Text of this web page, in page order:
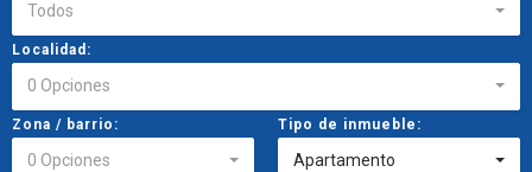
Todos
Localidad:
0 Opciones
Zona / barrio:
0 Opciones
Tipo de inmueble:
Apartamento